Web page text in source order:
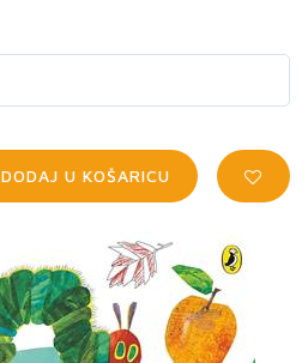
DODAJ U KOŠARICU